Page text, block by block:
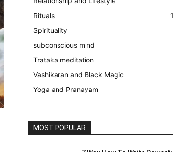
Rituals
Spirituality
subconscious mind
Trataka meditation
Vashikaran and Black Magic
Yoga and Pranayam
MOST POPULAR